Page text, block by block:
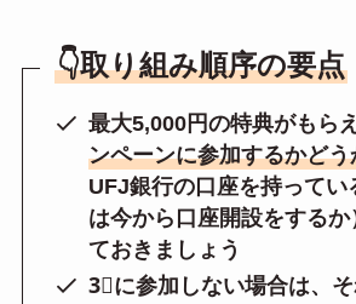
👇取り組み順序の要点
最大5,000円の特典がもら
ンペーンに参加するかどう
UFJ銀行の口座を持ってい
は今から口座開設をする
ておきましょう
3⃣に参加しない場合は、